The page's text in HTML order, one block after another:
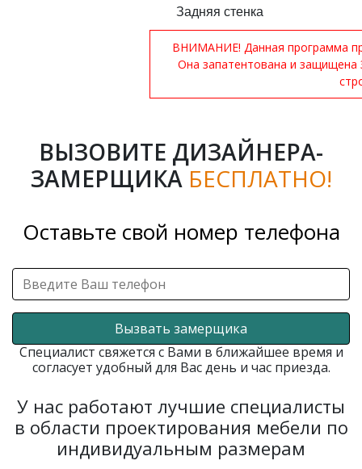
Задняя стенка
ВНИМАНИЕ! Данная программа
Она запатентована и
ВЫЗОВИТЕ ДИЗАЙНЕРА-
ЗАМЕРЩИКА БЕСПЛАТНО!
Оставьте свой номер телефона
Вызвать замерщика
Специалист свяжется с Вами в ближайшее время и
согласует удобный для Вас день и час приезда.
У нас работают лучшие специалисты
в области проектирования мебели по
индивидуальным размерам